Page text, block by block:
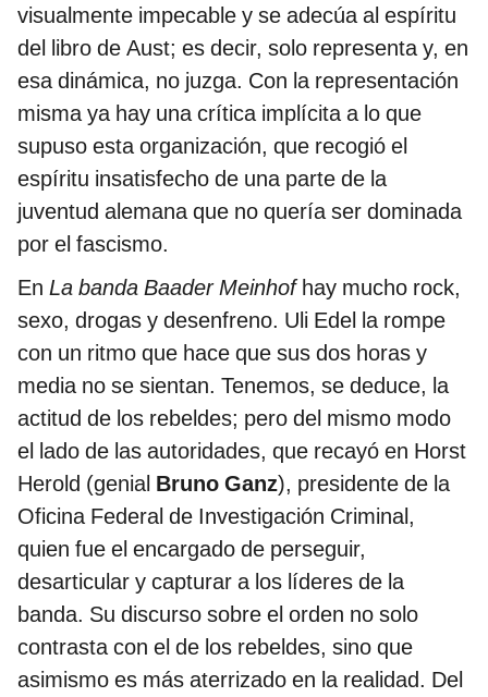
visualmente impecable y se adecúa al espíritu
del libro de Aust; es decir, solo representa y, en
esa dinámica, no juzga. Con la representación
misma ya hay una crítica implícita a lo que
supuso esta organización, que recogió el
espíritu insatisfecho de una parte de la
juventud alemana que no quería ser dominada
por el fascismo.
En La banda Baader Meinhofhay mucho rock,
sexo, drogas y desenfreno. Uli Edel la rompe
con un ritmo que hace que sus dos horas y
media no se sientan. Tenemos, se deduce, la
actitud de los rebeldes; pero del mismo modo
el lado de las autoridades, que recayó en Horst
Herold (genial Bruno Ganz), presidente de la
Oficina Federal de Investigación Criminal,
quien fue el encargado de perseguir,
desarticular y capturar a los líderes de la
banda. Su discurso sobre el orden no solo
contrasta con el de los rebeldes, sino que
asimismo es más aterrizado en la realidad. Del